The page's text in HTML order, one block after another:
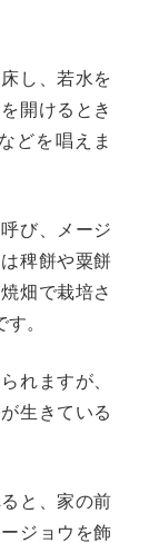
し、若水を
開けるとき
どを唱えま
び、メージ
稗餅や粟餅
畑で栽培さ
。
れますが、
生きている
と、家の前
ジョウを飾